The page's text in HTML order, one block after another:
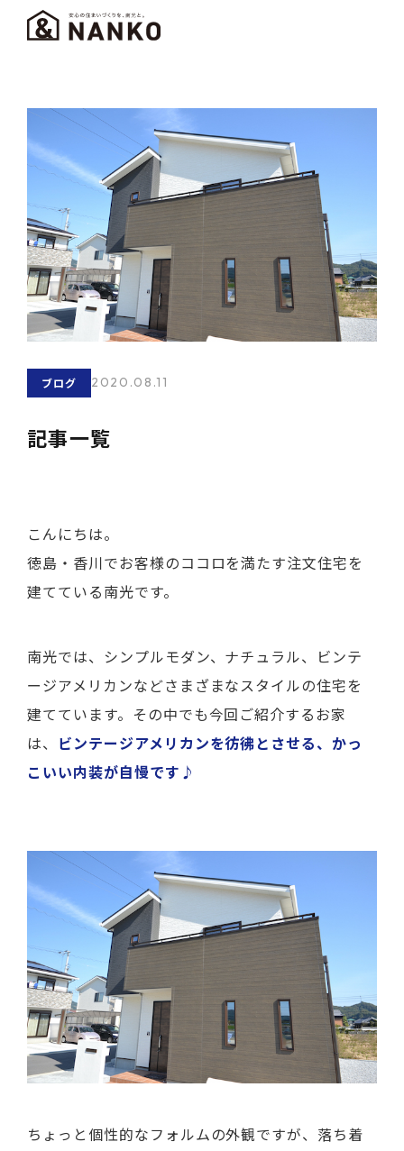
ブログ 2020.08.11
記事一覧
こんにちは。
徳島・香川でお客様のココロを満たす注文住宅を
建てている南光です。
南光では、 シンプルモダン、ナチュラル、ビンテ
ージアメリカンなどさまざまなスタイルの住宅を
建てています。その中でも今回ご紹介するお家
は、 ビンテージアメリカンを彷彿とさせる、かっ
こいい内装が自慢です♪
ちょっと個性的なフォルムの外観ですが、落ち着